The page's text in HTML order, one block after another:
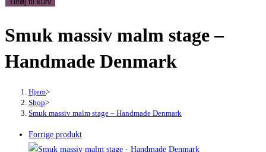
malm
Denmark
Smuk massiv malm stage –
Handmade Denmark
Hjem>
Shop>
Smuk massiv malm stage – Handmade Denmark
Forrige produkt